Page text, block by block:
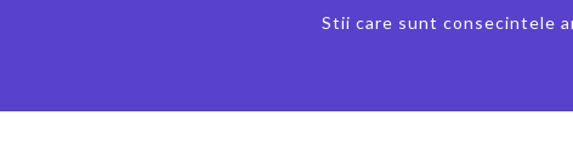
Stii care sunt consecintele